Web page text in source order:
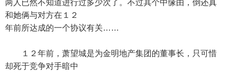
两人已然不知道进行过多少次了。不过其个中缘由，倒还真
和她俩与对方在１２
年前所达成的一个协议有关……
１２年前，萧望城是为金明地产集团的董事长，只可惜
却死于竞争对手暗中